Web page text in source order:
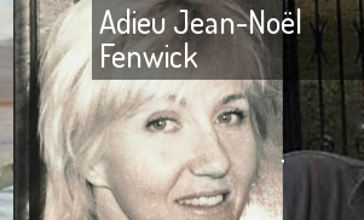
Adieu Jean-Noël
Fenwick